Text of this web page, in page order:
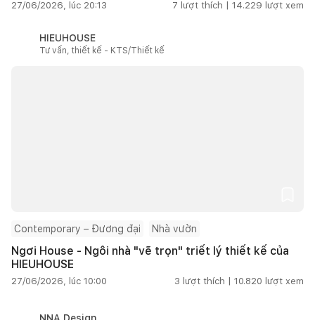
27/06/2026, lúc 20:13 7 lượt thích | 14.229 lượt xem
HIEUHOUSE
Tư vấn, thiết kế - KTS/Thiết kế
Contemporary – Đương đại Nhà vườn
Ngơi House - Ngôi nhà "vẽ trọn" triết lý thiết kế của
HIEUHOUSE
27/06/2026, lúc 10:00 3 lượt thích | 10.820 lượt xem